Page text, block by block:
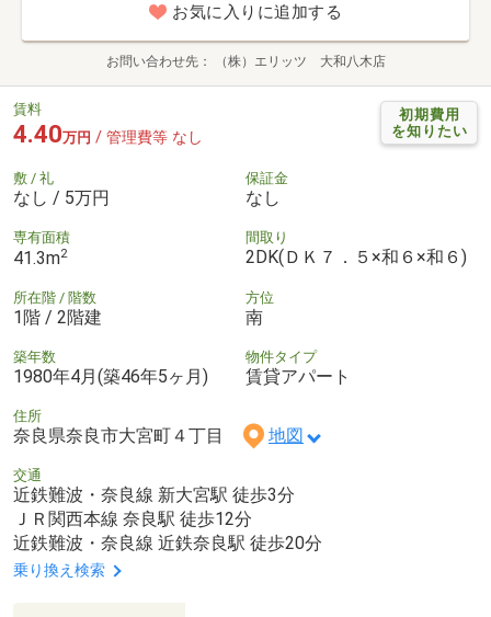
お気に入りに追加する
お問い合わせ先 （株）エリッツ 大和八木店
初期費用
を知りたい
賃料
4.40万円 / 管理費等 なし
敷 / 礼
なし / 5万円
保証金
なし
専有面積
41.3m2
間取り
2DK(ＤＫ７．５×和６×和６)
所在階 / 階数
1階 / 2階建
方位
南
築年数
1980年4月(築46年5ヶ月)
物件タイプ
賃貸アパート
住所
奈良県奈良市大宮町４丁目 地図
交通
近鉄難波・奈良線 新大宮駅 徒歩3分
ＪＲ関西本線 奈良駅 徒歩12分
近鉄難波・奈良線 近鉄奈良駅 徒歩20分
乗り換え検索